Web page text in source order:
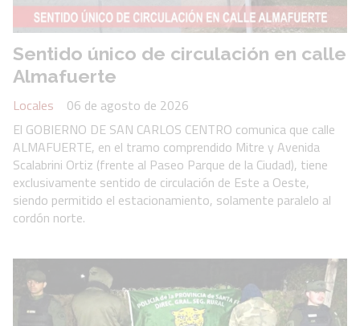
Sentido único de circulación en calle
Almafuerte
Locales
06 de agosto de 2026
El GOBIERNO DE SAN CARLOS CENTRO comunica que calle
ALMAFUERTE, en el tramo comprendido Mitre y Avenida
Scalabrini Ortiz (frente al Paseo Parque de la Ciudad), tiene
exclusivamente sentido de circulación de Este a Oeste,
siendo permitido el estacionamiento, solamente paralelo al
cordón norte.